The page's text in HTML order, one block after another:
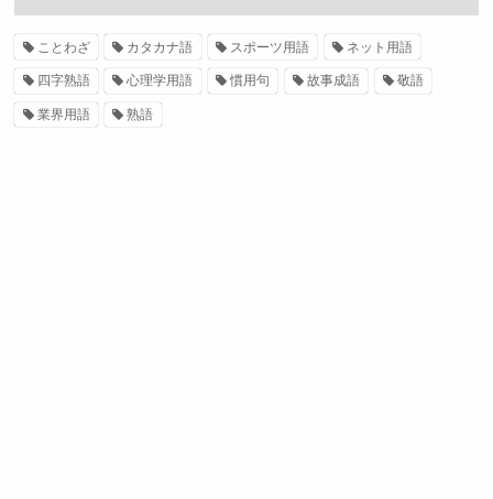
ことわざ カタカナ語 スポーツ用語 ネット用語
四字熟語 心理学用語 慣用句 故事成語 敬語
業界用語 熟語